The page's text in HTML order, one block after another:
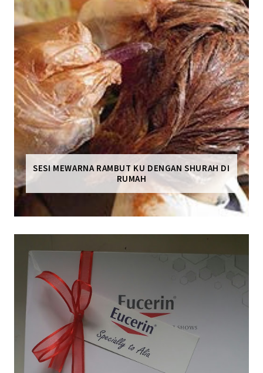
SESI MEWARNA RAMBUT KU DENGAN SHURAH DI
RUMAH